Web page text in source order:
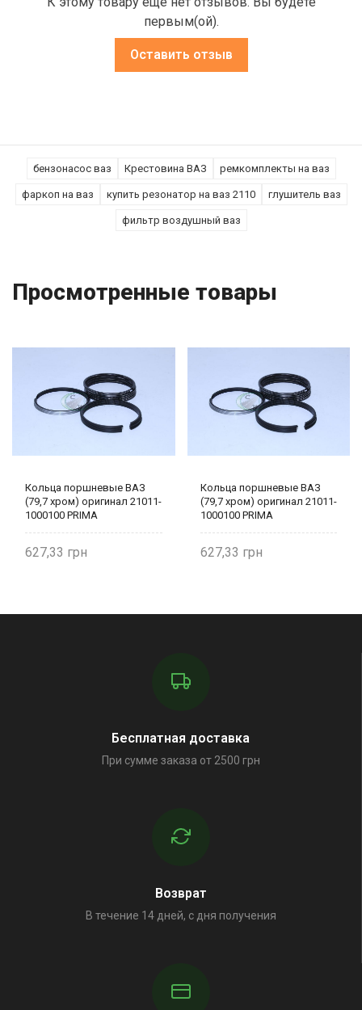
первым(ой).
Оставить отзыв
бензонасос ваз Крестовина ВАЗ ремкомплекты на ваз
фаркоп на ваз купить резонатор на ваз 2110 глушитель ваз
фильтр воздушный ваз
Просмотренные товары
Кольца поршневые ВАЗ
(79,7 хром) оригинал 21011-
1000100 PRIMA
627,33
Кольца поршневые ВАЗ
(79,7 хром) оригинал 21011-
1000100 PRIMA
627,33
Бесплатная доставка
При сумме заказа от 2500 грн
Возврат
В течение 14 дней, с дня получения